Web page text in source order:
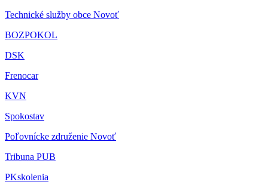
Technické služby obce Novoť
BOZPOKOL
DSK
Frenocar
KVN
Spokostav
Poľovnícke združenie Novoť
Tribuna PUB
PKskolenia